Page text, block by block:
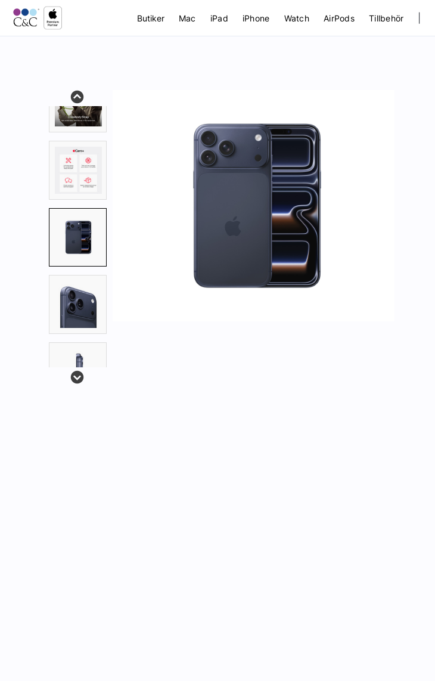
Butiker Mac iPad iPhone Watch AirPods Tillbehör